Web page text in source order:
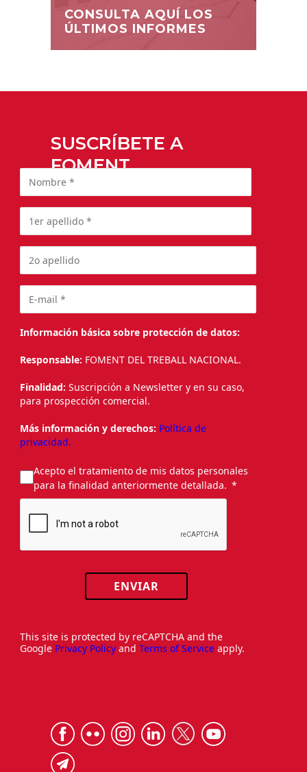
CONSULTA AQUÍ LOS
ÚLTIMOS INFORMES
SUSCRÍBETE A
FOMENT
Información básica sobre protección de datos:
Responsable: FOMENT DEL TREBALL NACIONAL.
Finalidad: Suscripción a Newsletter y en su caso,
para prospección comercial.
Más información y derechos: Política de
privacidad.
Acepto el tratamiento de mis datos personales
para la finalidad anteriormente detallada.
ENVIAR
This site is protected by reCAPTCHA and the
Google Privacy Policy and Terms of Service apply.